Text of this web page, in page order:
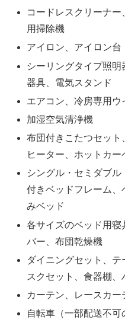
コードレスクリーナ
用掃除機
アイロン、アイロン台
シーリングタイプ照
器具、電気スタンド
エアコン、冷房専用
加湿空気清浄機
布団付きこたつセッ
ヒーター、ホットカー
シングル・セミダブ
付きベッドフレーム
みベッド
各サイズのベッド用寝
バー、布団乾燥機
ダイニングセット、
スクセット、食器棚
カーテン、レースカー
自転車（一部配送不可